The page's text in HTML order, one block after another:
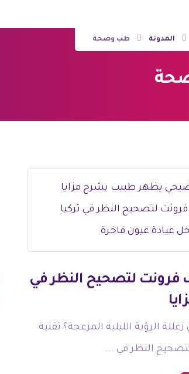
المدونة طب وصحة
فرونت لتصحيح النظر في
الرؤية الليلية المزعجة؟ تقنية
النظر في ...